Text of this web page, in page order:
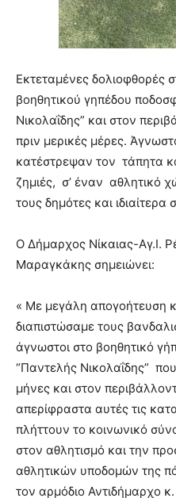
Εκτεταμένες δολιοφθορές
βοηθητικού γηπέδου
Νικολαΐδης” και στον
πριν μερικές μέρες.
κατέστρεψαν τον τάπητα
ζημιές, σ’ έναν αθλητικό
τους δημότες και ιδιαίτερα
Ο Δήμαρχος Νίκαιας-Αγ.Ι.
Μαραγκάκης σημειώνει:
« Με μεγάλη απογοήτευση
διαπιστώσαμε τους
άγνωστοι στο βοηθητικό
“Παντελής Νικολαΐδης”
μήνες και στον
απερίφραστα αυτές τις
πλήττουν το κοινωνικό
στον αθλητισμό και την
αθλητικών υποδομών της
τον αρμόδιο Αντιδήμαρχο